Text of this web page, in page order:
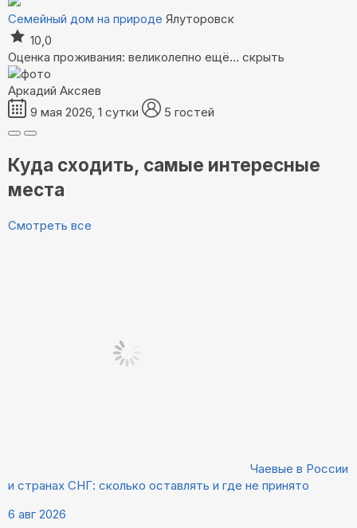
Семейный дом на природе Ялуторовск
10,0
Оценка проживания: великолепно ещё... скрыть
Аркадий Аксяев
9 мая 2026, 1 сутки
5 гостей
Куда сходить, самые интересные
места
Смотреть все
Чаевые в России
и странах СНГ: сколько оставлять и где не принято
6 авг 2026